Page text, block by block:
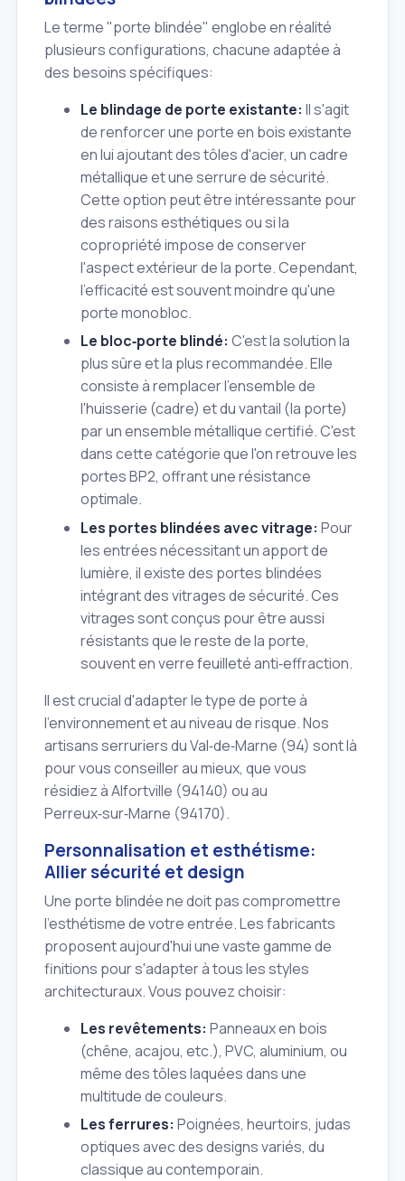
Le terme "porte blindée" englobe en réalité
plusieurs configurations, chacune adaptée à
des besoins spécifiques:
Le blindage de porte existante: Il s'agit
de renforcer une porte en bois existante
en lui ajoutant des tôles d'acier, un cadre
métallique et une serrure de sécurité.
Cette option peut être intéressante pour
des raisons esthétiques ou si la
copropriété impose de conserver
l'aspect extérieur de la porte. Cependant,
l'efficacité est souvent moindre qu'une
porte monobloc.
Le bloc‑porte blindé: C'est la solution la
plus sûre et la plus recommandée. Elle
consiste à remplacer l'ensemble de
l'huisserie (cadre) et du vantail (la porte)
par un ensemble métallique certifié. C'est
dans cette catégorie que l'on retrouve les
portes BP2, offrant une résistance
optimale.
Les portes blindées avec vitrage: Pour
les entrées nécessitant un apport de
lumière, il existe des portes blindées
intégrant des vitrages de sécurité. Ces
vitrages sont conçus pour être aussi
résistants que le reste de la porte,
souvent en verre feuilleté anti‑effraction.
Il est crucial d'adapter le type de porte à
l'environnement et au niveau de risque. Nos
artisans serruriers du Val‑de‑Marne (94) sont là
pour vous conseiller au mieux, que vous
résidiez à Alfortville (94140) ou au
Perreux‑sur‑Marne (94170).
Personnalisation et esthétisme:
Allier sécurité et design
Une porte blindée ne doit pas compromettre
l'esthétisme de votre entrée. Les fabricants
proposent aujourd'hui une vaste gamme de
finitions pour s'adapter à tous les styles
architecturaux. Vous pouvez choisir:
Les revêtements: Panneaux en bois
(chêne, acajou, etc.), PVC, aluminium, ou
même des tôles laquées dans une
multitude de couleurs.
Les ferrures: Poignées, heurtoirs, judas
optiques avec des designs variés, du
classique au contemporain.